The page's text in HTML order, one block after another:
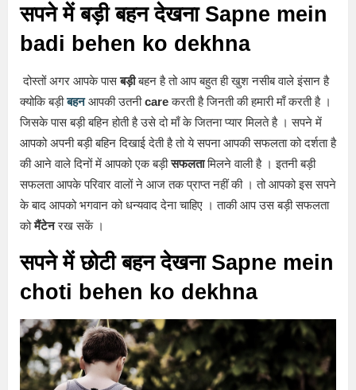
सपने में बड़ी बहन देखना Sapne mein
badi behen ko dekhna
दोस्तों अगर आपके पासबड़ीबहन है तो आप बहुत ही खुश नसीब वाले इंसान है
क्योकि बड़ीबहनआपकी उतनीcareकरती है जिनती की हमारी माँ करती है ।
जिसके पास बड़ी बहिन होती है उसे दो माँ के जितना प्यार मिलते है । सपने में
आपको अपनी बड़ी बहिन दिखाई देती है तो ये सपना आपकी सफलता को दर्शता है
की आने वाले दिनों में आपको एक बड़ीसफलतामिलने वाली है । इतनी बड़ी
सफलता आपके परिवार वालों ने आज तक प्राप्त नहीं की । तो आपको इस सपने
के बाद आपको भगवान को धन्यवाद देना चाहिए । ताकी आप उस बड़ी सफलता
कोमैंटेनरख सकें ।
सपने में छोटी बहन देखना Sapne mein
choti behen ko dekhna